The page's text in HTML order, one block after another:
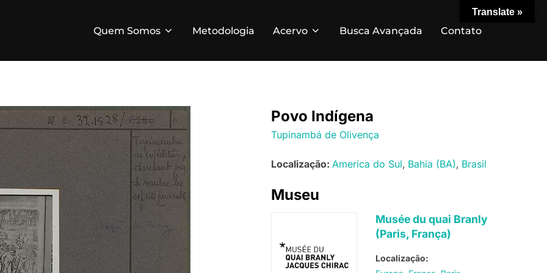
Quem Somos Metodologia Acervo Busca Avançada Contato
Povo Indígena
Tupinambá de Olivença
Localização: America do Sul Bahia (BA) Brasil
Museu
Musée du quai Branly
(Paris, França)
Localização:
Translate »